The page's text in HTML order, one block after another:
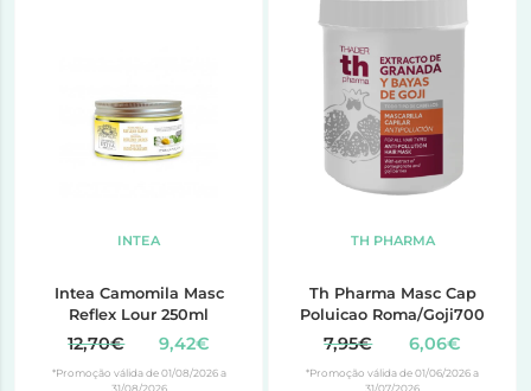
INTEA
Intea Camomila Masc
Reflex Lour 250ml
12,70€ 9,42€
*Promoção válida de 01/08/2026 a
31/08/2026
TH PHARMA
Th Pharma Masc Cap
Poluicao Roma/Goji700
7,95€ 6,06€
*Promoção válida de 01/06/2026 a
31/07/2026